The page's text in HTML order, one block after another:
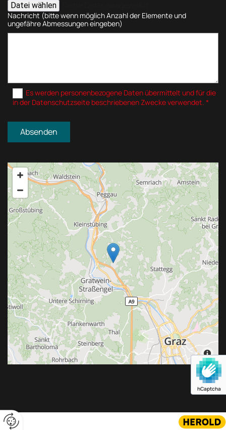
Datei wählen
Nachricht (bitte wenn möglich Anzahl der Elemente und
ungefähre Abmessungen eingeben)
Es werden personenbezogene Daten übermittelt und für die
in der Datenschutzseite beschriebenen Zwecke verwendet. *
hCaptcha
Website erstellt von HEROLD